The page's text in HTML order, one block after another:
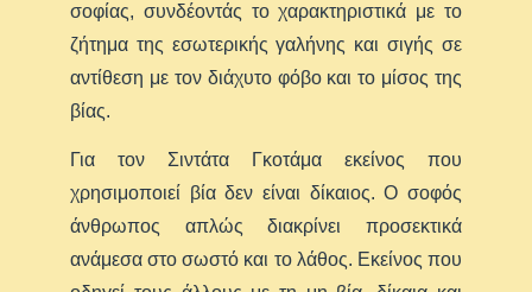
σοφίας, συνδέοντάς το χαρακτηριστικά με το
ζήτημα της εσωτερικής γαλήνης και σιγής σε
αντίθεση με τον διάχυτο φόβο και το μίσος της
βίας.
Για τον Σιντάτα Γκοτάμα εκείνος που
χρησιμοποιεί βία δεν είναι δίκαιος. Ο σοφός
άνθρωπος απλώς διακρίνει προσεκτικά
ανάμεσα στο σωστό και το λάθος. Εκείνος που